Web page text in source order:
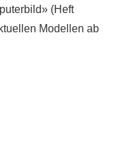
(Heft
Modellen ab